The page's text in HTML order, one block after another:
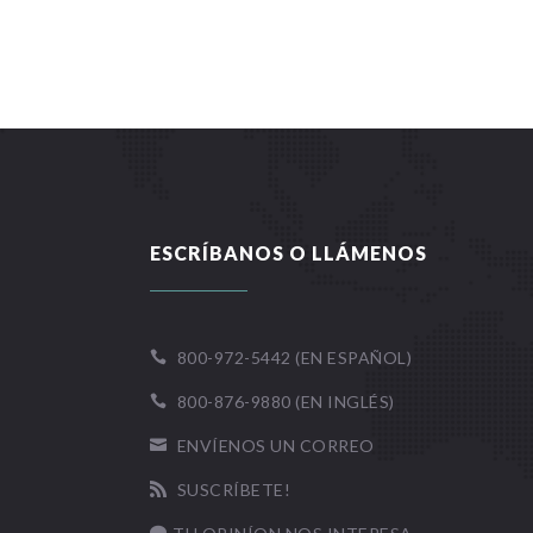
ESCRÍBANOS O LLÁMENOS
 800-972-5442 (EN ESPAÑOL)
 800-876-9880 (EN INGLÉS)
 ENVÍENOS UN CORREO
 SUSCRÍBETE!